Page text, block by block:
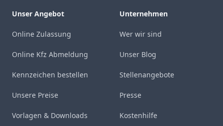
Unser Angebot
Online Zulassung
Online Kfz Abmeldung
Kennzeichen bestellen
Unsere Preise
Vorlagen & Downloads
Unternehmen
Wer wir sind
Unser Blog
Stellenangebote
Presse
Kostenhilfe